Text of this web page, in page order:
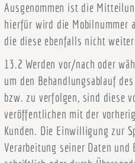
Ausgenommen ist die
hierfür wird die Mobilnummer
die diese ebenfalls nicht
13.2 Werden vor/nach oder
um den Behandlungsablauf
bzw. zu verfolgen, sind diese
veröffentlichen mit der
Kunden. Die Einwilligung zur
Verarbeitung seiner Daten